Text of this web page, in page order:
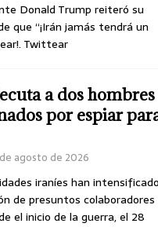
Donald Trump reiteró su
que “¡Irán jamás tendrá un
Twittear
a dos hombres
por espiar
agosto de 2026
iraníes han
de presuntos colaboradores
el inicio de la guerra, el 28